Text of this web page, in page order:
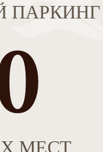
ПАРКИНГ
МЕСТ